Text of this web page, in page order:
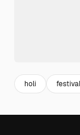
holi festival